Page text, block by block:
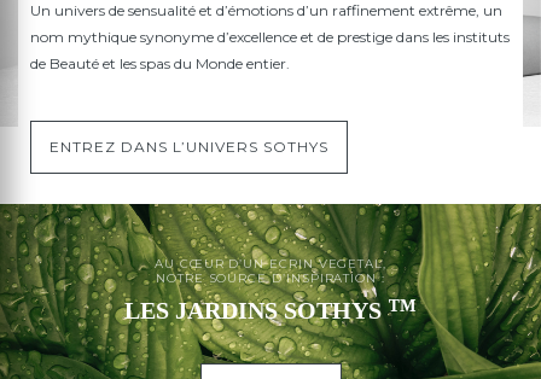
Un univers de sensualité et d’émotions d’un raffinement extrême, un
nom mythique synonyme d’excellence et de prestige dans les instituts
de Beauté et les spas du Monde entier.
ENTREZ DANS L’UNIVERS SOTHYS
AU CŒUR D’UN ECRIN VEGETAL,
NOTRE SOURCE D’INSPIRATION :
LES JARDINS SOTHYS™